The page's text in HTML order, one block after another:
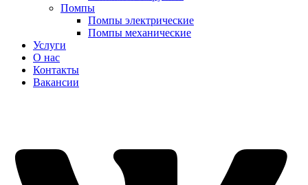
Помпы
Помпы электрические
Помпы механические
Услуги
О нас
Контакты
Вакансии